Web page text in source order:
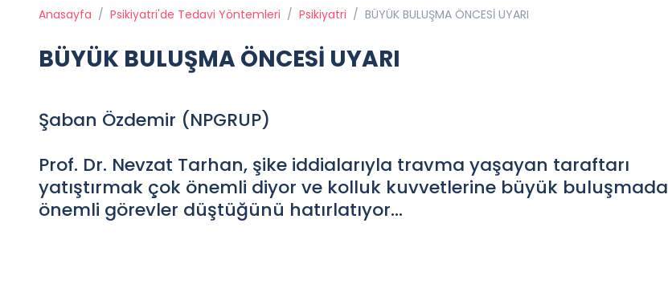
Anasayfa / Psikiyatri'de Tedavi Yöntemleri / Psikiyatri / BÜYÜK BULUŞMA ÖNCESİ UYARI
BÜYÜK BULUŞMA ÖNCESİ UYARI
Şaban Özdemir (NPGRUP)
Prof. Dr. Nevzat Tarhan, şike iddialarıyla travma yaşayan taraftarı
yatıştırmak çok önemli diyor ve kolluk kuvvetlerine büyük buluşmada
önemli görevler düştüğünü hatırlatıyor…